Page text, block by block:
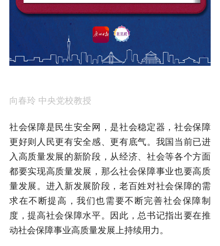
向春玲 中央党校教授
社会保障是民生安全网，是社会稳定器，社会保障
更好则人民更有安全感、更有底气。我国当前已进
入高质量发展的新阶段，从经济、社会等各个方面
都要实现高质量发展，那么社会保障事业也要高质
量发展。进入新发展阶段，老百姓对社会保障的需
求在不断提高，我们也需要不断完善社会保障制
度，提高社会保障水平。因此，总书记指出要在推
动社会保障事业高质量发展上持续用力。